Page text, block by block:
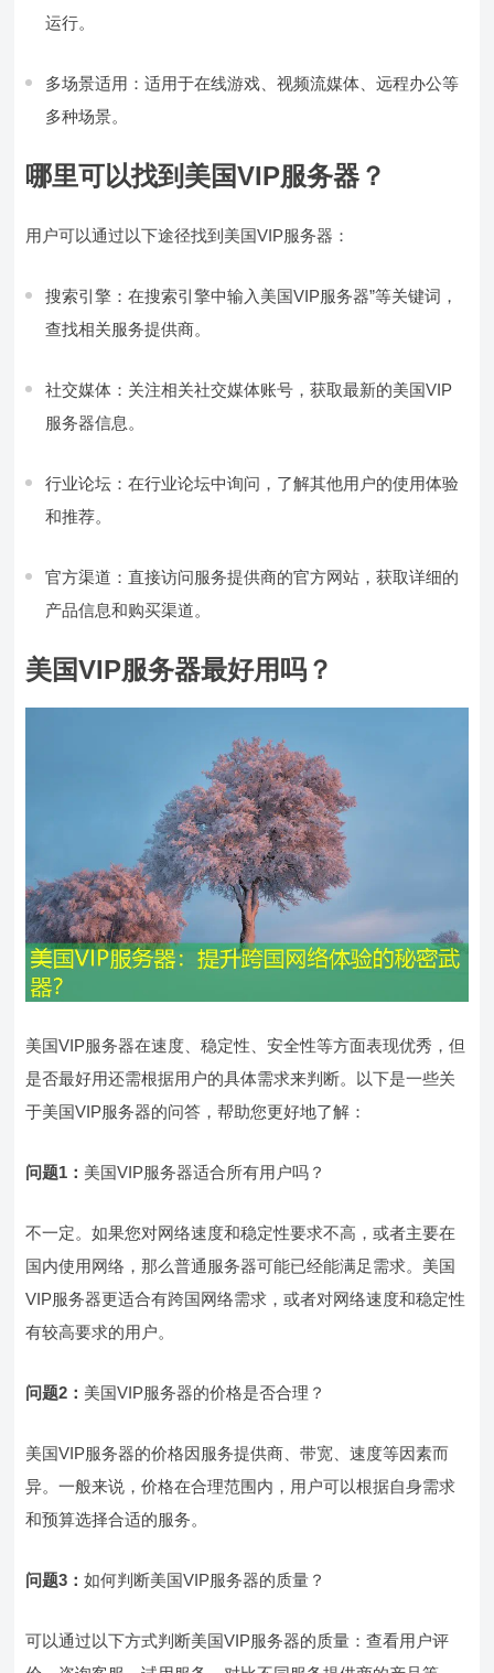
运行。
多场景适用：适用于在线游戏、视频流媒体、远程办公等
多种场景。
哪里可以找到美国VIP服务器？
用户可以通过以下途径找到美国VIP服务器：
搜索引擎：在搜索引擎中输入美国VIP服务器”等关键词，
查找相关服务提供商。
社交媒体：关注相关社交媒体账号，获取最新的美国VIP
服务器信息。
行业论坛：在行业论坛中询问，了解其他用户的使用体验
和推荐。
官方渠道：直接访问服务提供商的官方网站，获取详细的
产品信息和购买渠道。
美国VIP服务器最好用吗？
美国VIP服务器在速度、稳定性、安全性等方面表现优秀，但
是否最好用还需根据用户的具体需求来判断。以下是一些关
于美国VIP服务器的问答，帮助您更好地了解：
问题1： 美国VIP服务器适合所有用户吗？
不一定。如果您对网络速度和稳定性要求不高，或者主要在
国内使用网络，那么普通服务器可能已经能满足需求。美国
VIP服务器更适合有跨国网络需求，或者对网络速度和稳定性
有较高要求的用户。
问题2： 美国VIP服务器的价格是否合理？
美国VIP服务器的价格因服务提供商、带宽、速度等因素而
异。一般来说，价格在合理范围内，用户可以根据自身需求
和预算选择合适的服务。
问题3：如何判断美国VIP服务器的质量？
可以通过以下方式判断美国VIP服务器的质量：查看用户评